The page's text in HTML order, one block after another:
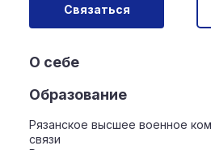
Связаться
О себе
Образование
Рязанское высшее военное
связи